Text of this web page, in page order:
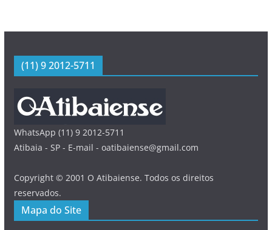
(11) 9 2012-5711
WhatsApp (11) 9 2012-5711
Atibaia - SP - E-mail - oatibaiense@gmail.com
Copyright © 2001 O Atibaiense. Todos os direitos
reservados.
Mapa do Site